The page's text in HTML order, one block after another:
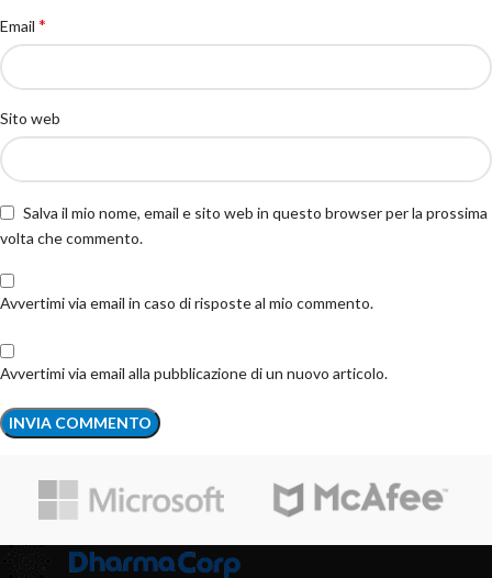
Email *
Sito web
Salva il mio nome, email e sito web in questo browser per la prossima
volta che commento.
Avvertimi via email in caso di risposte al mio commento.
Avvertimi via email alla pubblicazione di un nuovo articolo.